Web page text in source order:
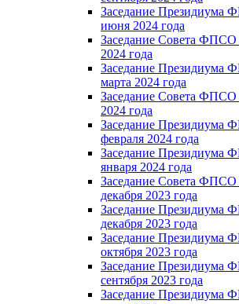
Заседание Президиума
июня 2024 года
Заседание Совета
2024 года
Заседание Президиума
марта 2024 года
Заседание Совета
2024 года
Заседание Президиума
февраля 2024 года
Заседание Президиума
января 2024 года
Заседание Совета
декабря 2023 года
Заседание Президиума
декабря 2023 года
Заседание Президиума
октября 2023 года
Заседание Президиума
сентября 2023 года
Заседание Президиума